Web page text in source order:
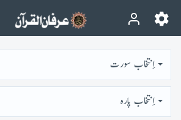
اِنتخاب سورت
اِنتخاب پارہ